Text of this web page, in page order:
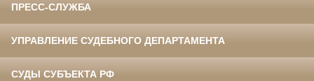
ПРЕСС-СЛУЖБА
УПРАВЛЕНИЕ СУДЕБНОГО ДЕПАРТАМЕНТА
СУДЫ СУБЪЕКТА РФ